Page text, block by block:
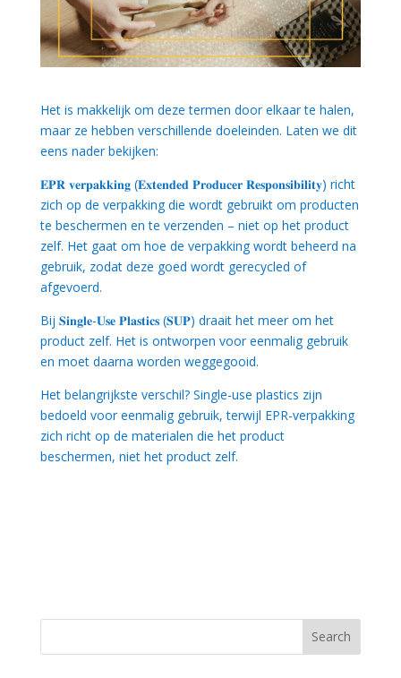
Het is makkelijk om deze termen door elkaar te halen,
maar ze hebben verschillende doeleinden. Laten we dit
eens nader bekijken:
𝐄𝐏𝐑 𝐯𝐞𝐫𝐩𝐚𝐤𝐤𝐢𝐧𝐠 (𝐄𝐱𝐭𝐞𝐧𝐝𝐞𝐝 𝐏𝐫𝐨𝐝𝐮𝐜𝐞𝐫 𝐑𝐞𝐬𝐩𝐨𝐧𝐬𝐢𝐛𝐢𝐥𝐢𝐭𝐲) richt
zich op de verpakking die wordt gebruikt om producten
te beschermen en te verzenden – niet op het product
zelf. Het gaat om hoe de verpakking wordt beheerd na
gebruik, zodat deze goed wordt gerecycled of
afgevoerd.
Bij 𝐒𝐢𝐧𝐠𝐥𝐞-𝐔𝐬𝐞 𝐏𝐥𝐚𝐬𝐭𝐢𝐜𝐬 (𝐒𝐔𝐏) draait het meer om het
product zelf. Het is ontworpen voor eenmalig gebruik
en moet daarna worden weggegooid.
Het belangrijkste verschil? Single-use plastics zijn
bedoeld voor eenmalig gebruik, terwijl EPR-verpakking
zich richt op de materialen die het product
beschermen, niet het product zelf.
Search